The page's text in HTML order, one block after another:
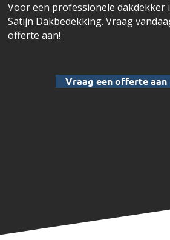
Voor een professionele
Satijn Dakbedekking. Vraag
offerte aan!
Vraag een offerte aan